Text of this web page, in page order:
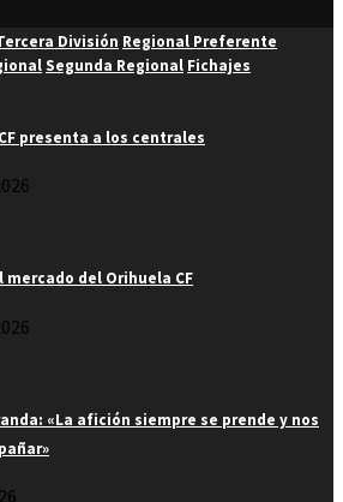
División Regional Preferente
Segunda Regional Fichajes
presenta a los centrales
mercado del Orihuela CF
«La afición siempre se prende y nos